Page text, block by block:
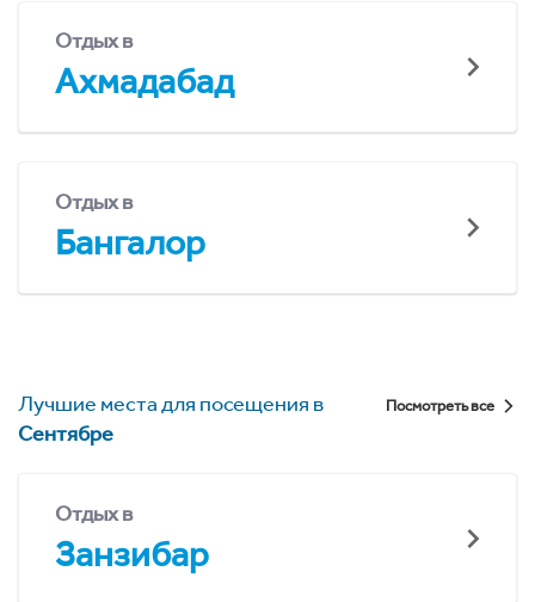
Отдых в
Ахмадабад
Отдых в
Бангалор
Лучшие места для посещения в
Сентябре
Посмотреть все
Отдых в
Занзибар